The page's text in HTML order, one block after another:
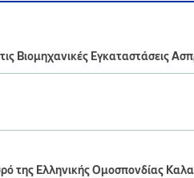
Βιομηχανικές Εγκαταστάσεις
της Ελληνικής Ομοσπονδίας